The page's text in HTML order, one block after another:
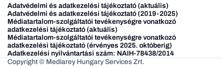
Adatvédelmi és adatkezelési tájékoztató (aktuális)
Adatvédelmi és adatkezelési tájékoztató (2019-2025)
Médiatartalom-szolgáltatói tevékenységre vonatkozó
adatkezelési tájékoztató (aktuális)
Médiatartalom-szolgáltatói tevékenységre vonatkozó
adatkezelési tájékoztató (érvényes 2025. októberig)
Adatkezelési nyilvántartási szám: NAIH-78438/2014
Copyright © Mediarey Hungary Services Zrt.